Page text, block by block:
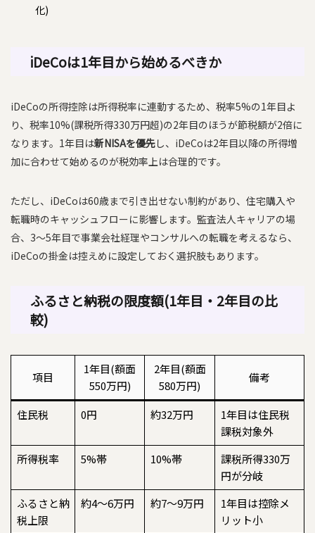
化)
iDeCoは1年目から始めるべきか
iDeCoの所得控除は所得税率に連動するため、税率5%の1年目よ
り、税率10%(課税所得330万円超)の2年目のほうが節税額が2倍に
なります。1年目は新NISAを優先し、iDeCoは2年目以降の所得増
加に合わせて始めるのが税効率上は合理的です。
ただし、iDeCoは60歳まで引き出せない制約があり、住宅購入や
転職時のキャッシュフローに影響します。監査法人キャリアの場
合、3〜5年目で事業会社経理やコンサルへの転職を考えるなら、
iDeCoの掛金は控えめに設定しておく選択肢もあります。
ふるさと納税の限度額(1年目・2年目の比
較)
項目
1年目(額面
550万円)
2年目(額面
580万円)
備考
住民税 0円 約32万円
1年目は住民税
課税対象外
所得税率
5%帯 10%帯
課税所得330万
円が分岐
ふるさと納
税上限
約4〜6万円 約7〜9万円
1年目は控除メ
リット小